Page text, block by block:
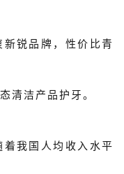
锐品牌，性价比青
清洁产品护牙。
我国人均收入水平